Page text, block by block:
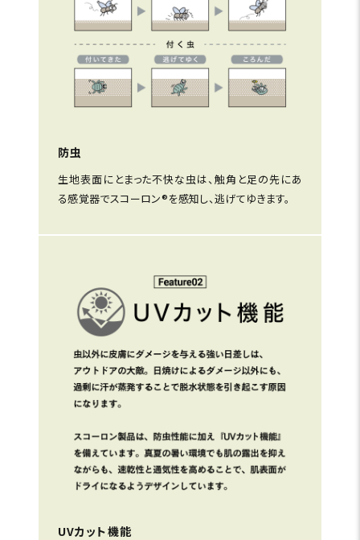
防虫
生地表面にとまった不快な虫は、触角と足の先にあ
る感覚器でスコーロン®を感知し、逃げてゆきます。
UVカット機能